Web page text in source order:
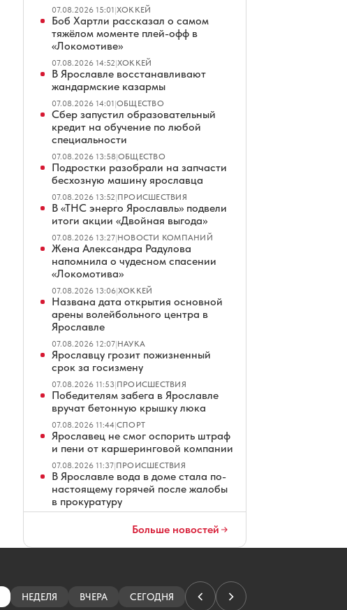
07.08.2026 15:01|ХОККЕЙ
Боб Хартли рассказал о самом
тяжёлом моменте плей-офф в
«Локомотиве»
07.08.2026 14:52|ХОККЕЙ
В Ярославле восстанавливают
жандармские казармы
07.08.2026 14:01|ОБЩЕСТВО
Сбер запустил образовательный
кредит на обучение по любой
специальности
07.08.2026 13:58|ОБЩЕСТВО
Подростки разобрали на запчасти
бесхозную машину ярославца
07.08.2026 13:52|ПРОИСШЕСТВИЯ
В «ТНС энерго Ярославль» подвели
итоги акции «Двойная выгода»
07.08.2026 13:27|НОВОСТИ КОМПАНИЙ
Жена Александра Радулова
напомнила о чудесном спасении
«Локомотива»
07.08.2026 13:06|ХОККЕЙ
Названа дата открытия основной
арены волейбольного центра в
Ярославле
07.08.2026 12:07|НАУКА
Ярославцу грозит пожизненный
срок за госизмену
07.08.2026 11:53|ПРОИСШЕСТВИЯ
Победителям забега в Ярославле
вручат бетонную крышку люка
07.08.2026 11:44|СПОРТ
Ярославец не смог оспорить штраф
и пени от каршеринговой компании
07.08.2026 11:37|ПРОИСШЕСТВИЯ
В Ярославле вода в доме стала по-
настоящему горячей после жалобы
в прокуратуру
В Ярославском зоопарке родилась
купили 74-летнему дворнику
электровелосипед
Больше новостей
НЕДЕЛЯ ВЧЕРА СЕГОДНЯ